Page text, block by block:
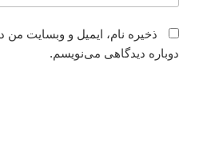
ذخیره نام، ایمیل و وبسایت من
دوباره دیدگاهی می‌نویسم.